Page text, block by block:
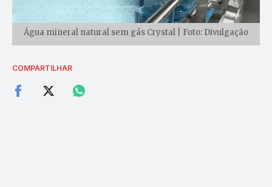
Água mineral natural sem gás Crystal | Foto: Divulgação
COMPARTILHAR